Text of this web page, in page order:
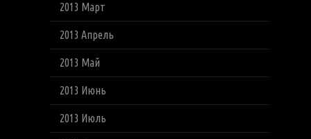
2013 Март
2013 Апрель
2013 Май
2013 Июнь
2013 Июль